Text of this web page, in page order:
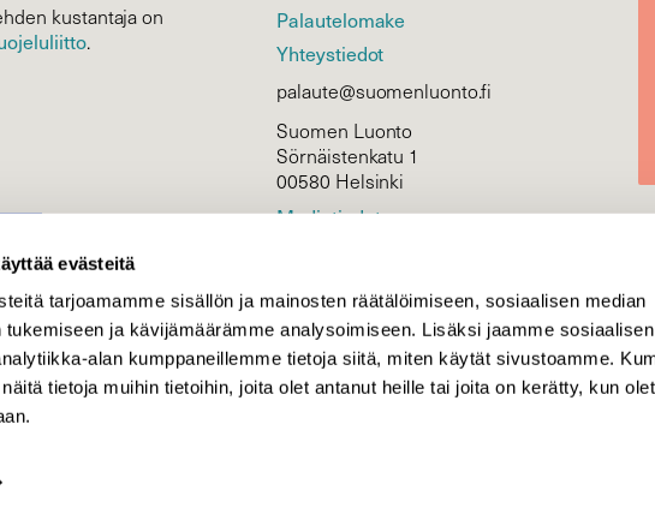
evästeitä
tarjoamamme sisällön ja mainosten räätälöimiseen, sosiaalisen median
tukemiseen ja kävijämäärämme analysoimiseen. Lisäksi jaamme
alan kumppaneillemme tietoja siitä, miten käytät sivustoamme.
tietoja muihin tietoihin, joita olet antanut heille tai joita on kerätty, kun
kustantaja on
.
Palautelomake
Yhteystiedot
palaute@suomenluonto.fi
Suomen Luonto
Sörnäistenkatu 1
00580 Helsinki
Mediatiedot
KIRJAUDU